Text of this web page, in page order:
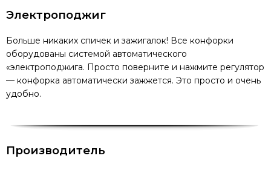
Электроподжиг
Больше никаких спичек и зажигалок! Все конфорки
оборудованы системой автоматического
«электроподжига. Просто поверните и нажмите регулятор
— конфорка автоматически зажжется. Это просто и очень
удобно.
Производитель